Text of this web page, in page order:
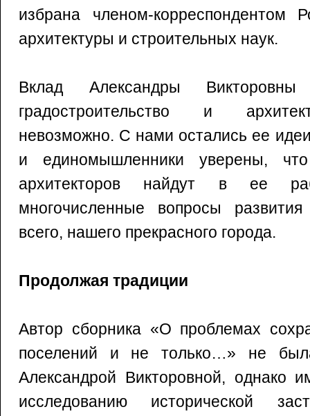
избрана членом-корреспондентом
архитектуры и строительных наук.
Вклад Александры
градостроительство и
невозможно. С нами остались ее
и единомышленники уверены,
архитекторов найдут в ее
многочисленные вопросы
всего, нашего прекрасного города.
Продолжая традиции
Автор сборника «О проблемах
поселений и не только…» не
Александрой Викторовной, однако
исследованию исторической